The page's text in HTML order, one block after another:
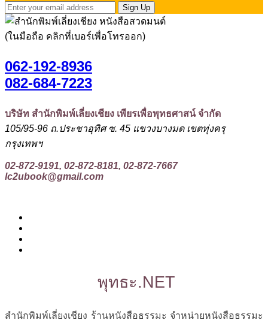
Sign Up
(ในมือถือ คลิกที่เบอร์เพื่อโทรออก)
062-192-8936
082-684-7223
บริษัท สำนักพิมพ์เลี่ยงเชียง เพียรเพื่อพุทธศาสน์ จำกัด
105/95-96 ถ.ประชาอุทิศ ซ. 45 แขวงบางมด เขตทุ่งครุ
กรุงเทพฯ
02-872-9191, 02-872-8181, 02-872-7667
lc2ubook@gmail.com
พุทธะ.NET
สำนักพิมพ์เลี่ยงเชียง ร้านหนังสือธรรมะ จำหน่ายหนังสือธรรมะ